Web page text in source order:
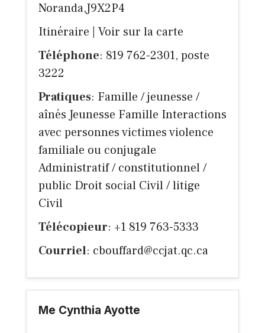
Noranda,J9X2P4
Itinéraire
Voir sur la carte
Téléphone: 819 762-2301, poste
3222
Pratiques: Famille / jeunesse /
aînés Jeunesse Famille Interactions
avec personnes victimes violence
familiale ou conjugale
Administratif / constitutionnel /
public Droit social Civil / litige
Civil
Télécopieur: +1 819 763-5333
Courriel: cbouffard@ccjat.qc.ca
Me Cynthia Ayotte